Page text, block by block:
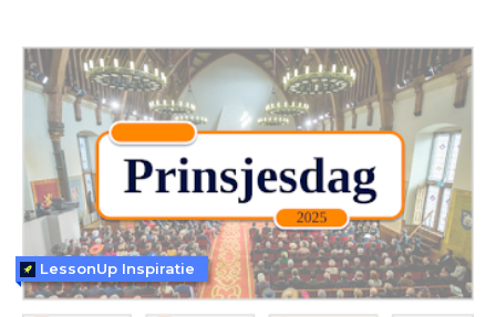
LessonUp Inspiratie